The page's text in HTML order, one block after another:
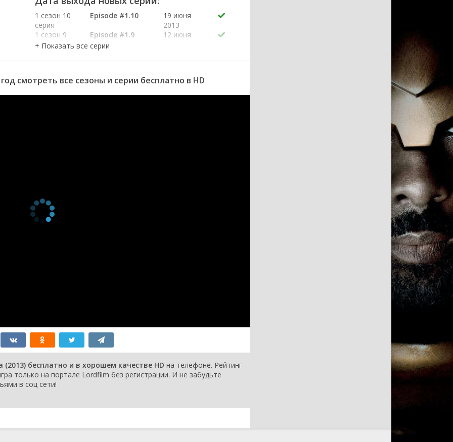
1 сезон 10
серия
Episode #1.10
19 июня
2013
1 сезон 9
серия
Episode #1.9
12 июня
серия
Episode #1.8
2013
серия
2013
серия
смотреть все сезоны и серии бесплатно в HD
бесплатно и в хорошем качестве HD на телефоне. Рейтинг
только на портале Lordfilm без регистрации. И не забудьте
в соц сети!